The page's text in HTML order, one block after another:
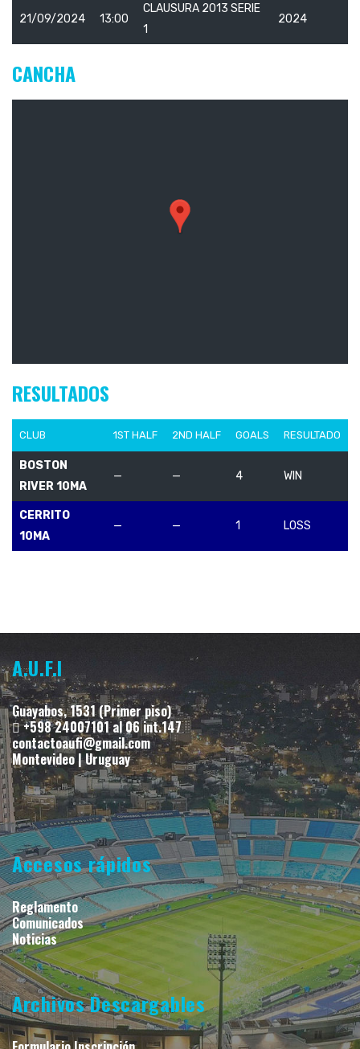
21/09/2024 13:00
CLAUSURA 2013 SERIE
1
2024
CANCHA
RESULTADOS
CLUB 1ST HALF 2ND HALF GOALS RESULTADO
BOSTON
RIVER 10MA
— — 4 WIN
CERRITO
10MA
— — 1 LOSS
A.U.F.I
Guayabos, 1531 (Primer piso)
+598 24007101 al 06 int.147
contactoaufi@gmail.com
Montevideo | Uruguay
Accesos rápidos
Reglamento
Comunicados
Noticias
Archivos Descargables